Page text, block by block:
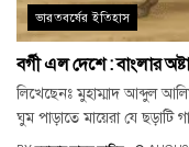
ভারতবর্ষের ইতিহাস
বর্গী এল দেশে : বাংলার
লিখেছেনঃ মুহাম্মাদ আব্দুল
ঘুম পাড়াতে মায়েরা যে ছড়াটি